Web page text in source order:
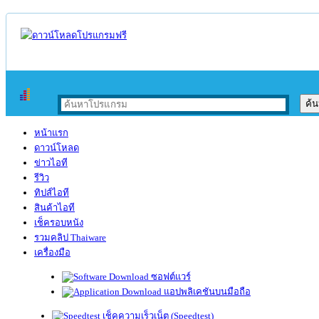
หน้าแรก
ดาวน์โหลด
ข่าวไอที
รีวิว
ทิปส์ไอที
สินค้าไอที
เช็ครอบหนัง
รวมคลิป Thaiware
เครื่องมือ
ซอฟต์แวร์
แอปพลิเคชันบนมือถือ
เช็คความเร็วเน็ต (Speedtest)